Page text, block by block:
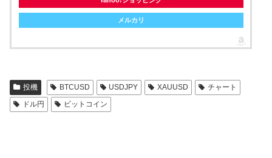
メルカリ
投機 BTCUSD USDJPY XAUUSD
チャート
ドル円
ビットコイン